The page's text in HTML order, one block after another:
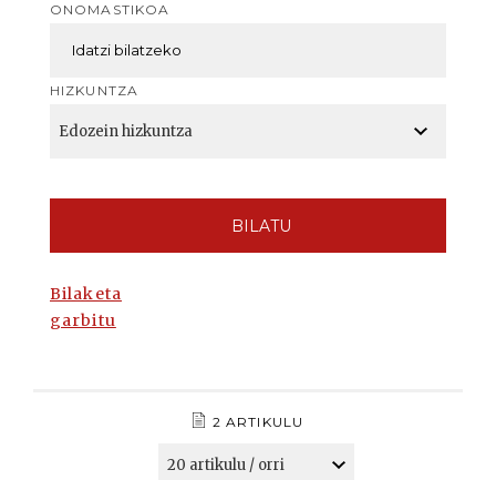
ONOMASTIKOA
HIZKUNTZA
BILATU
Bilaketa
garbitu
2 ARTIKULU